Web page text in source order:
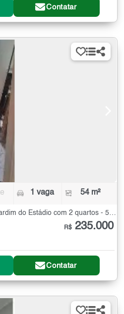
Contatar
1 vaga 54 m²
Apartamento à Venda no Jardim do Estádio com 2 quartos - 54 m²
R$ 235.000
Contatar